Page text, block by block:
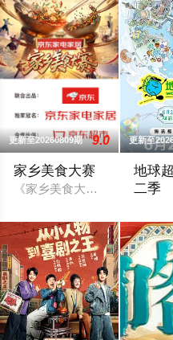
更新至20260809期 9.0
家乡美食大赛
《家乡美食大赛》由黄晓明
更新至
地球
二季